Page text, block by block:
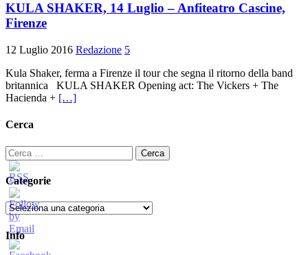
KULA SHAKER, 14 Luglio – Anfiteatro Cascine,
Firenze
12 Luglio 2016 Redazione 5
Kula Shaker, ferma a Firenze il tour che segna il ritorno della band
britannica KULA SHAKER Opening act: The Vickers + The
Hacienda + […]
Cerca
Ricerca
per:
Categorie
Categorie
Info